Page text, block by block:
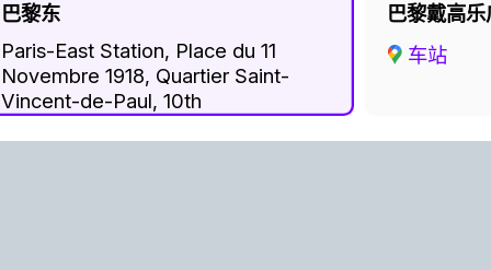
巴黎东
Paris-East Station, Place du 11
Novembre 1918, Quartier Saint-
Vincent-de-Paul, 10th
巴黎戴高乐
车站